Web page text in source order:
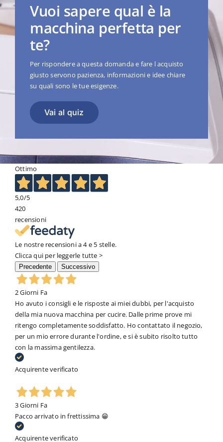
Vuoi sapere qual è la
macchina perfetta per
te?
Per rispondere a questa domanda e fare l acquisto
giusto servono pazienza, informazioni e idee chiare
su quali sono le tue esigenze.
Vai al quiz
Ottimo
5,0/5
420
recensioni
Le nostre recensioni a 4 e 5 stelle.
Clicca qui per leggerle tutte >
Precedente Successivo
2 Giorni Fa
Ho avuto i consigli e le risposte ai miei dubbi, per l'acquisto
della mia nuova macchina per cucire. Dalle prime prove mi
ritengo completamente soddisfatto. Ho contattato il negozio,
per un mio errore durante l'ordine, e si è subito risolto tutto
con la massima gentilezza.
Acquirente verificato
3 Giorni Fa
Pacco arrivato in frettissima 😁
Acquirente verificato